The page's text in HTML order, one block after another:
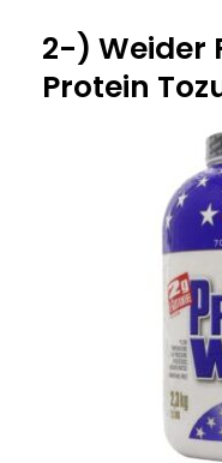
2-) Weider
Protein